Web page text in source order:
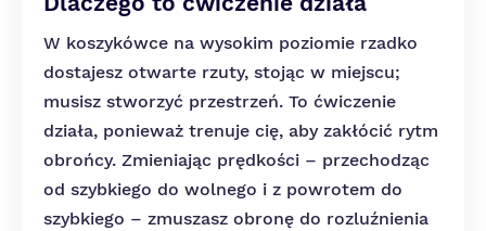
W koszykówce na wysokim poziomie rzadko
dostajesz otwarte rzuty, stojąc w miejscu;
musisz stworzyć przestrzeń. To ćwiczenie
działa, ponieważ trenuje cię, aby zakłócić rytm
obrońcy. Zmieniając prędkości – przechodząc
od szybkiego do wolnego i z powrotem do
szybkiego – zmuszasz obronę do rozluźnienia